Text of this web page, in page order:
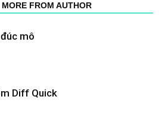
MORE FROM AUTHOR
mô
Diff Quick